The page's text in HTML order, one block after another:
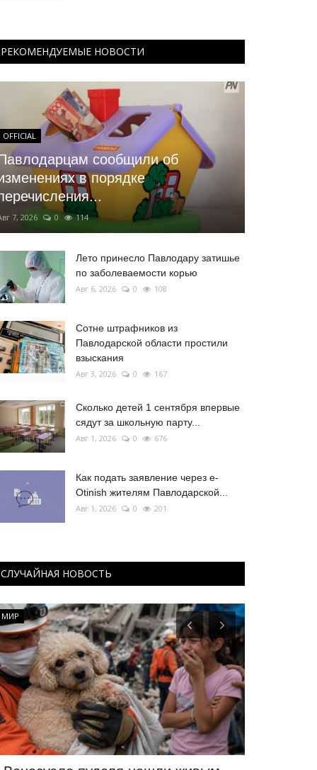
РЕКОМЕНДУЕМЫЕ НОВОСТИ
OFFICIAL
сообщили об
в порядке
7, 2026 0 114
Лето принесло Павлодару затишье
по заболеваемости корью
Авг 6, 2026 0 108
Сотне штрафников из
Павлодарской области простили
взыскания
Авг 3, 2026 0 167
Сколько детей 1 сентября впервые
сядут за школьную парту...
Авг 1, 2026 0 676
Как подать заявление через e-
Otinish жителям Павлодарской...
Авг 1, 2026 0 201
СЛУЧАЙНАЯ НОВОСТЬ
МИР